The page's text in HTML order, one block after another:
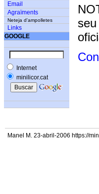
Email
Agraïments
Neteja d'ampolletes
Links
GOOGLE
Internet
minilicor.cat
Manel M. 23-abril-2006 https://